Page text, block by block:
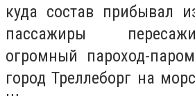
куда состав прибывал
пассажиры
огромный пароход-
город Треллеборг на